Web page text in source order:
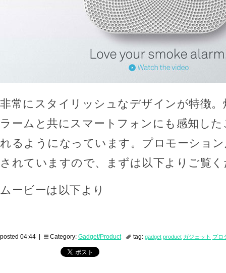
非常にスタイリッシュなデザインが特徴
ラームと共にスマートフォンにも感知し
れるようになっています。プロモーショ
されていますので、まずは以下よりご覧
ムービーは以下より
posted 04:44 | Category: Gadget/Product tag: gadget product ガジェット プロ